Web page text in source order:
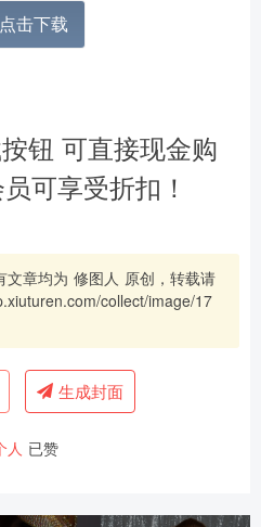
点击下载
钮 可直接现金购
可享受折扣！
文章均为 修图人 原创，转载请
collect/image/17
生成封面
人 已赞